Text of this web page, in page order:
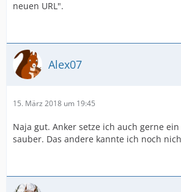
neuen URL".
Alex07
15. März 2018 um 19:45
Naja gut. Anker setze ich auch gerne
sauber. Das andere kannte ich noch